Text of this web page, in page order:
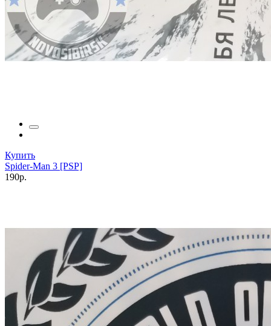
Купить
Spider-Man 3 [PSP]
190р.